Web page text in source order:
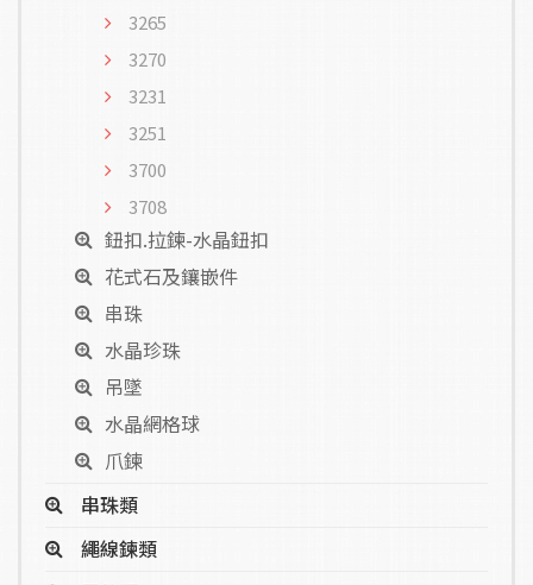
3265
3270
3231
3251
3700
3708
鈕扣.拉鍊-水晶鈕扣
花式石及鑲嵌件
串珠
水晶珍珠
吊墜
水晶網格球
爪鍊
串珠類
繩線鍊類